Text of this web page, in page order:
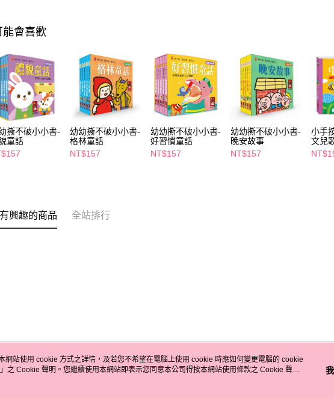
能會喜歡
撕不破小小書-
童話
幼幼撕不破小小書-
格林童話
NT$157
幼幼撕不破小小書-
好習慣童話
NT$157
幼幼撕不破小小書-
晚安故事
NT$157
小手
文兒
興趣的商品 全站排行
關於我們 客服資訊
網站使用 cookie 方式之詳情，及若您不希望在電腦上使用 cookie 時應如何變更電腦的 cookie
」之 Cookie 聲明。您繼續使用本網站即表示您同意本公司得按本網站使用條款之 Cookie 聲明